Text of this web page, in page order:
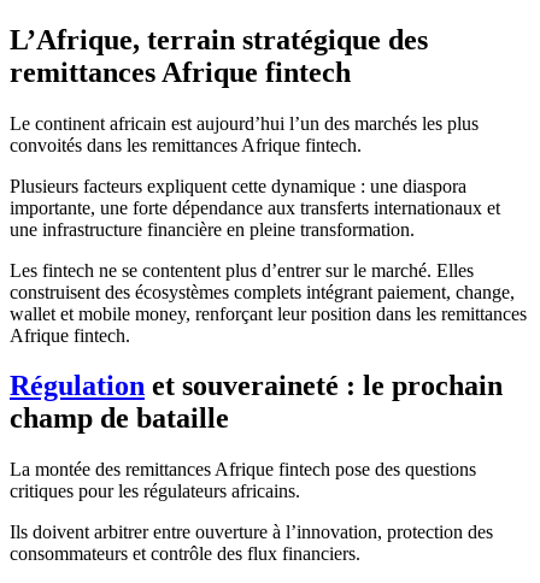
L’Afrique, terrain stratégique des
remittances Afrique fintech
Le continent africain est aujourd’hui l’un des marchés les plus
convoités dans les remittances Afrique fintech.
Plusieurs facteurs expliquent cette dynamique : une diaspora
importante, une forte dépendance aux transferts internationaux et
une infrastructure financière en pleine transformation.
Les fintech ne se contentent plus d’entrer sur le marché. Elles
construisent des écosystèmes complets intégrant paiement, change,
wallet et mobile money, renforçant leur position dans les remittances
Afrique fintech.
Régulation et souveraineté : le prochain
champ de bataille
La montée des remittances Afrique fintech pose des questions
critiques pour les régulateurs africains.
Ils doivent arbitrer entre ouverture à l’innovation, protection des
consommateurs et contrôle des flux financiers.